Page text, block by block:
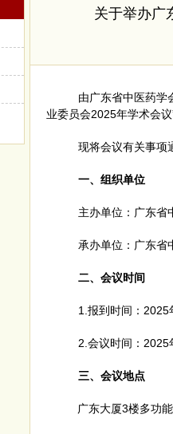
关于举办广
由广东省中医药学
业委员会2025年学术会
现将会议有关事项
一、组织单位
主办单位：广东省
承办单位：广东省
二、会议时间
1.报到时间：
2.会议时间：
三、 会议地点
广东大厦3楼多功